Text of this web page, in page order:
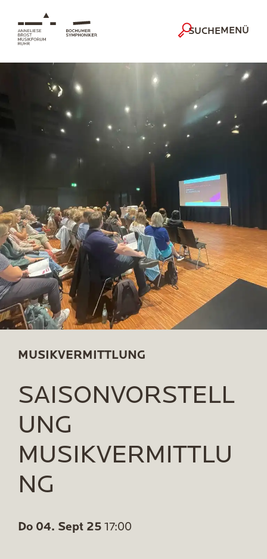
SUCHEMENÜ
MUSIKVERMITTLUNG
SAISONVORSTELL
UNG
MUSIKVERMITTLU
NG
Do 04. Sept 25 17:00